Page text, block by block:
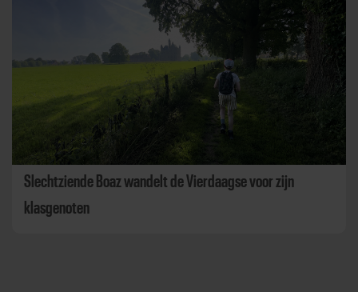
Slechtziende Boaz wandelt de Vierdaagse voor zijn
klasgenoten